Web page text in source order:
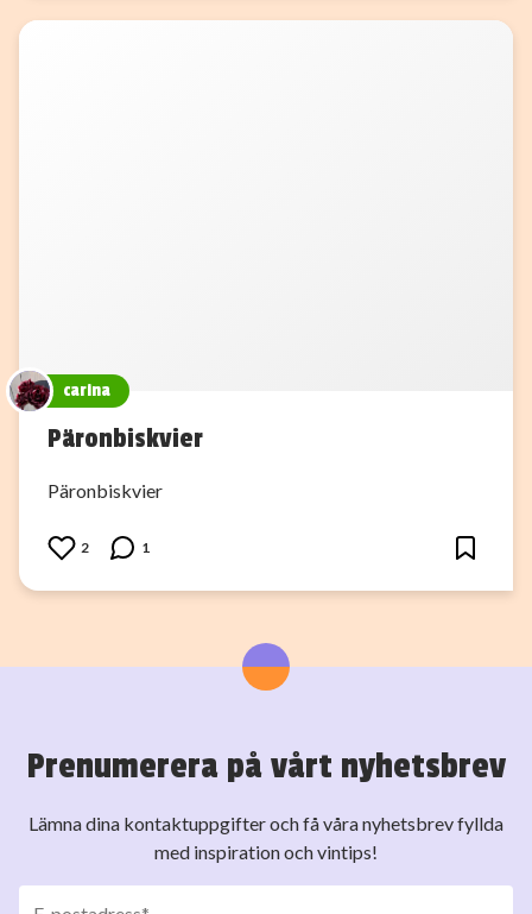
carina
Päronbiskvier
Päronbiskvier
2 1
Prenumerera på vårt nyhetsbrev
Lämna dina kontaktuppgifter och få våra nyhetsbrev fyllda
med inspiration och vintips!